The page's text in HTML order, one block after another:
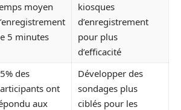
moyen
5 minutes
kiosques
d’enregistrement
pour plus
d’efficacité
des
ont
aux
Développer des
sondages plus
ciblés pour les